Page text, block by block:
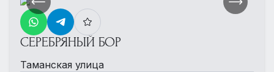
СЕРЕБРЯНЫЙ БОР
Таманская улица